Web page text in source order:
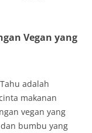
Vegan yang
adalah
makanan
vegan yang
bumbu yang